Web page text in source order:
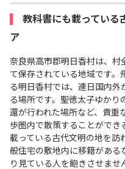
教科書にも載っている
ア
奈良県高市郡明日香村は、村
て保存されている地域です。
る明日香村では、連日国内外
る場所です。聖徳太子ゆかり
還が行われた場所など、貴重
歩圏内で散策することができ
載っている古代文明の地を訪
般住宅の敷地内に移籍がある
り見ている人を飽きさせませ